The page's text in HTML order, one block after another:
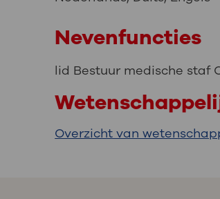
Nevenfuncties
lid Bestuur medische staf
Overzicht van